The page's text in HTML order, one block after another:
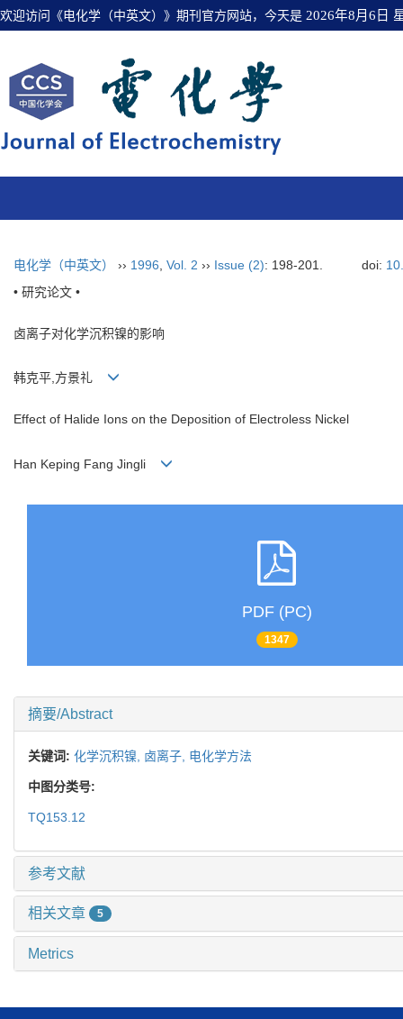
欢迎访问《电化学（中英文）》期刊官方网站，今天是 2026年8月6日
电化学（中英文） ›› 1996 Vol. 2 ›› Issue (2): 198-201. doi:
• 研究论文 •
卤离子对化学沉积镍的影响
韩克平,方景礼
Effect of Halide Ions on the Deposition of Electroless Nickel
Han Keping Fang Jingli
PDF (PC)
1347
摘要/Abstract
关键词: 化学沉积镍, 卤离子, 电化学方法
中图分类号:
TQ153.12
参考文献
相关文章 5
Metrics